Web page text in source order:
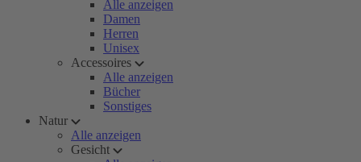
Alle anzeigen
Damen
Herren
Unisex
Accessoires
Alle anzeigen
Bücher
Sonstiges
Natur
Alle anzeigen
Gesicht